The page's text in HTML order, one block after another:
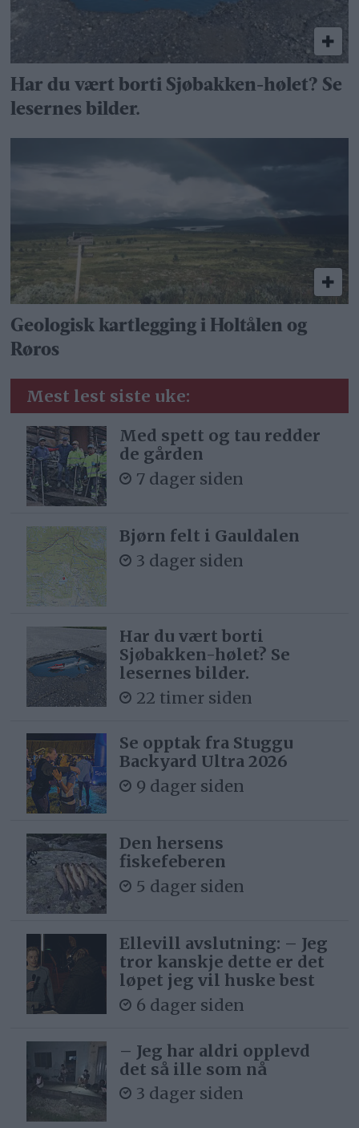
Har du vært borti Sjøbakken-hølet? Se
lesernes bilder.
Geologisk kartlegging i Holtålen og
Røros
Mest lest siste uke:
Med spett og tau redder
de gården
7 dager siden
Bjørn felt i Gauldalen
3 dager siden
Har du vært borti
Sjøbakken-hølet? Se
lesernes bilder.
22 timer siden
Se opptak fra Stuggu
Backyard Ultra 2026
9 dager siden
Den hersens
fiskefeberen
5 dager siden
Ellevill avslutning: – Jeg
tror kanskje dette er det
løpet jeg vil huske best
6 dager siden
– Jeg har aldri opplevd
det så ille som nå
3 dager siden